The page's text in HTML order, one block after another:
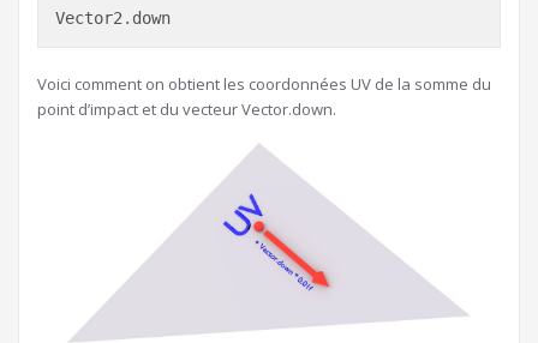
Vector2 .
Voici comment on obtient les coordonnées UV de la somme du
point d’impact et du vecteur Vector.down.